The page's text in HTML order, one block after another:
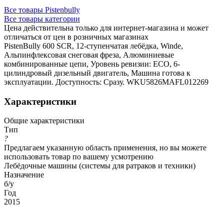
Все товары Pistenbully
Все товары категории
Цена действительна только для интернет-магазина и может
отличаться от цен в розничных магазинах
PistenBully 600 SCR, 12-ступенчатая лебёдка, Winde,
Альпинфлексовая снеговая фреза, Алюминиевые
комбинированные цепи, Уровень ревизии: ECO, 6-
цилиндровый дизельный двигатель, Машина готова к
эксплуатации. Доступность: Сразу. WKU5826MAFL012269
Характеристики
Общие характеристики
Тип
?
Предлагаем указанную область применения, но вы можете
использовать товар по вашему усмотрению
Лебёдочные машины (системы для ратраков и техники)
Назначение
б/у
Год
2015